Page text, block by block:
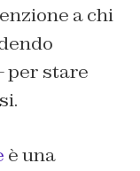
a chi
per stare
è una